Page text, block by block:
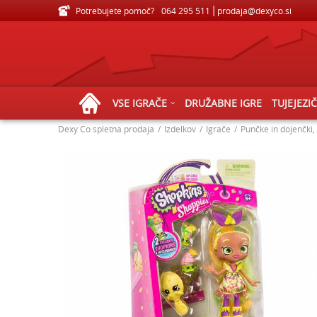
Potrebujete pomoč? 064 295 511 prodaja@dexyco.si
VELIKA IZBIRA IGRAČ ZA VSE STAROSTI
VSE IGRAČE DRUŽABNE IGRE
Dexy Co spletna prodaja Izdelkov Igrače Punčke in